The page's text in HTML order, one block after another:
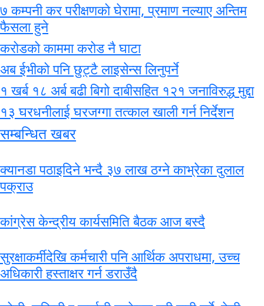
७ कम्पनी कर परीक्षणको घेरामा, प्रमाण नल्याए अन्तिम
फैसला हुने
करोडको काममा करोड नै घाटा
अब ईभीको पनि छुट्टै लाइसेन्स लिनुपर्ने
१ खर्ब १८ अर्ब बढी बिगो दाबीसहित १२१ जनाविरुद्ध मुद्दा
१३ घरधनीलाई घरजग्गा तत्काल खाली गर्न निर्देशन
सम्बन्धित खबर
क्यानडा पठाइदिने भन्दै ३७ लाख ठग्ने काभ्रेका दुलाल
पक्राउ
कांग्रेस केन्द्रीय कार्यसमिति बैठक आज बस्दै
सुरक्षाकर्मीदेखि कर्मचारी पनि आर्थिक अपराधमा, उच्च
अधिकारी हस्ताक्षर गर्न डराउँदै